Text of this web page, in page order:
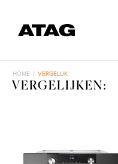
HOME / VERGELIJK
VERGELIJKEN: